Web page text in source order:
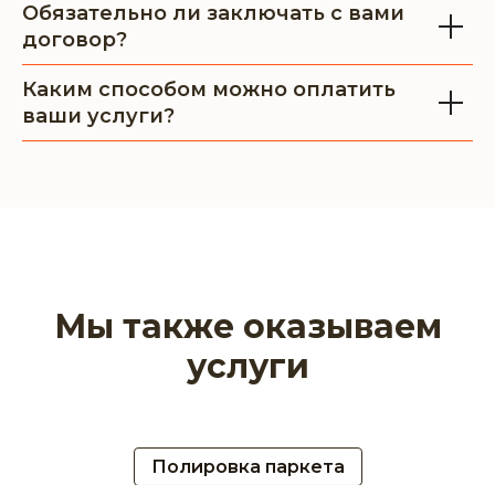
Обязательно ли заключать с вами
договор?
Каким способом можно оплатить
ваши услуги?
Мы также оказываем
услуги
Полировка паркета